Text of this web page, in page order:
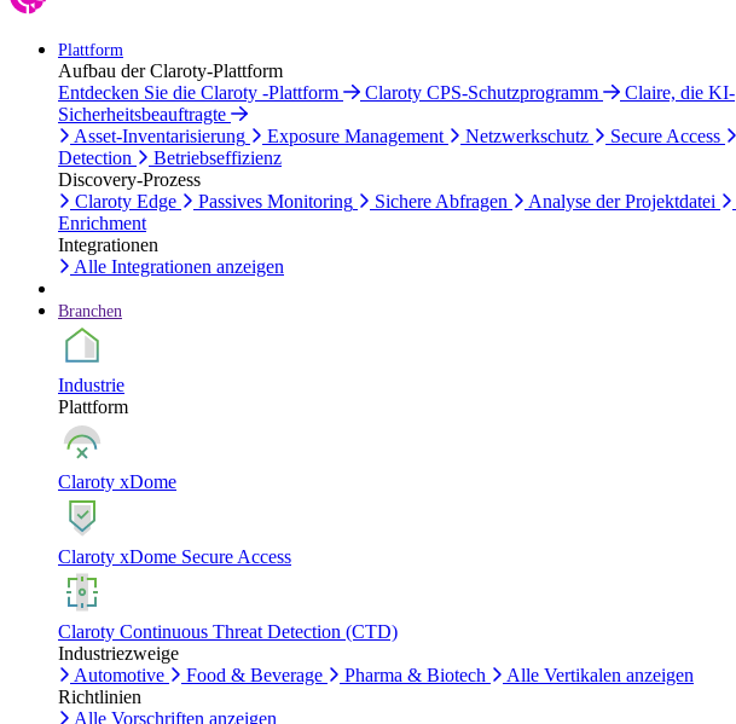
Plattform
Aufbau der Claroty-Plattform
Entdecken Sie die Claroty -Plattform
Claroty CPS-Schutzprogramm
Claire, die KI-
Sicherheitsbeauftragte
Asset-Inventarisierung
Exposure Management Netzwerkschutz Secure Access
Detection
Betriebseffizienz
Discovery-Prozess
Claroty Edge
Passives Monitoring Sichere Abfragen Analyse der Projektdatei
Enrichment
Integrationen
Alle Integrationen anzeigen
Branchen
Industrie
Plattform
Claroty xDome
Claroty xDome Secure Access
Claroty Continuous Threat Detection (CTD)
Industriezweige
Automotive
Food & Beverage Pharma & Biotech
Alle Vertikalen anzeigen
Richtlinien
Alle Vorschriften anzeigen